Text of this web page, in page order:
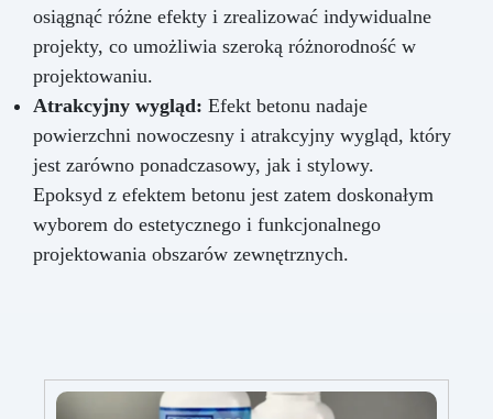
osiągnąć różne efekty i zrealizować indywidualne
projekty, co umożliwia szeroką różnorodność w
projektowaniu.
Atrakcyjny wygląd: Efekt betonu nadaje
powierzchni nowoczesny i atrakcyjny wygląd, który
jest zarówno ponadczasowy, jak i stylowy.
Epoksyd z efektem betonu jest zatem doskonałym
wyborem do estetycznego i funkcjonalnego
projektowania obszarów zewnętrznych.